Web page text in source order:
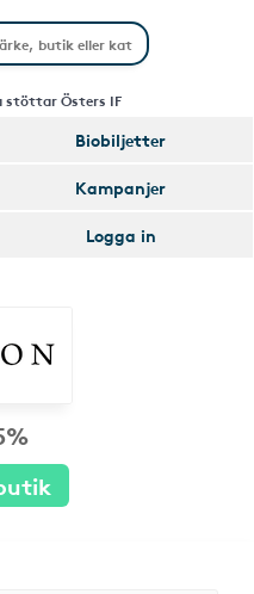
stöttar Östers IF
Biobiljetter
Kampanjer
Logga in